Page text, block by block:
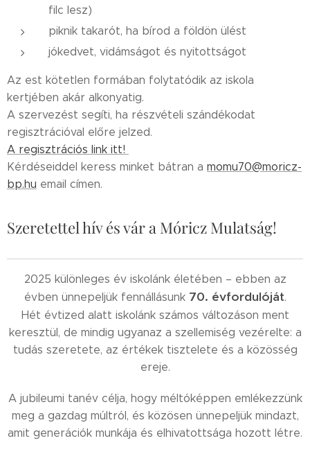
filc lesz)
piknik takarót, ha bírod a földön ülést
jókedvet, vidámságot és nyitottságot
Az est kötetlen formában folytatódik az iskola
kertjében akár alkonyatig.
A szervezést segíti, ha részvételi szándékodat
regisztrációval előre jelzed.
A regisztrációs link itt!
Kérdéseiddel keress minket bátran a momu70@moricz-
bp.hu email címen.
Szeretettel hív és vár a Móricz Mulatság!
2025 különleges év iskolánk életében – ebben az
évben ünnepeljük fennállásunk 70. évfordulóját.
Hét évtized alatt iskolánk számos változáson ment
keresztül, de mindig ugyanaz a szellemiség vezérelte: a
tudás szeretete, az értékek tisztelete és a közösség
ereje.
A jubileumi tanév célja, hogy méltóképpen emlékezzünk
meg a gazdag múltról, és közösen ünnepeljük mindazt,
amit generációk munkája és elhivatottsága hozott létre.